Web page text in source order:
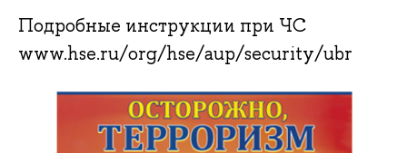
Подробные инструкции при ЧС
www.hse.ru/org/hse/aup/security/ubr